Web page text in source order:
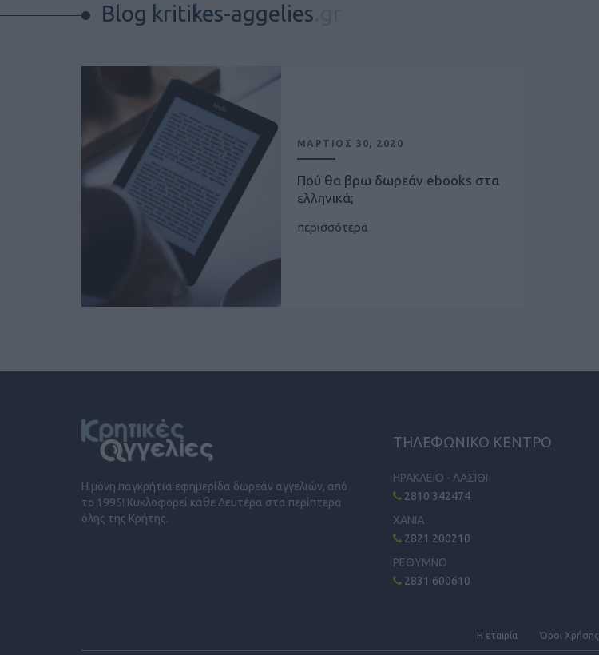
Blog kritikes-aggelies
ΜΑΡΤΙΟΣ 30, 2020
Πού θα βρω δωρεάν ebooks στα
ελληνικά;
περισσότερα
Η μόνη παγκρήτια εφημερίδα δωρεάν αγγελιών, από
το 1995! Κυκλοφορεί κάθε Δευτέρα στα περίπτερα
όλης της Κρήτης.
ΤΗΛΕΦΩΝΙΚΟ ΚΕΝΤΡΟ
ΗΡΑΚΛΕΙΟ - ΛΑΣΙΘΙ
2810 342474
ΧΑΝΙΑ
2821 200210
ΡΕΘΥΜΝΟ
2831 600610
Η εταιρία Όροι Xρήσης